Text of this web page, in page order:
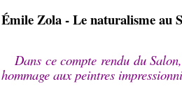
Émile Zola - Le naturalisme au
Dans ce compte rendu du
hommage aux peintres